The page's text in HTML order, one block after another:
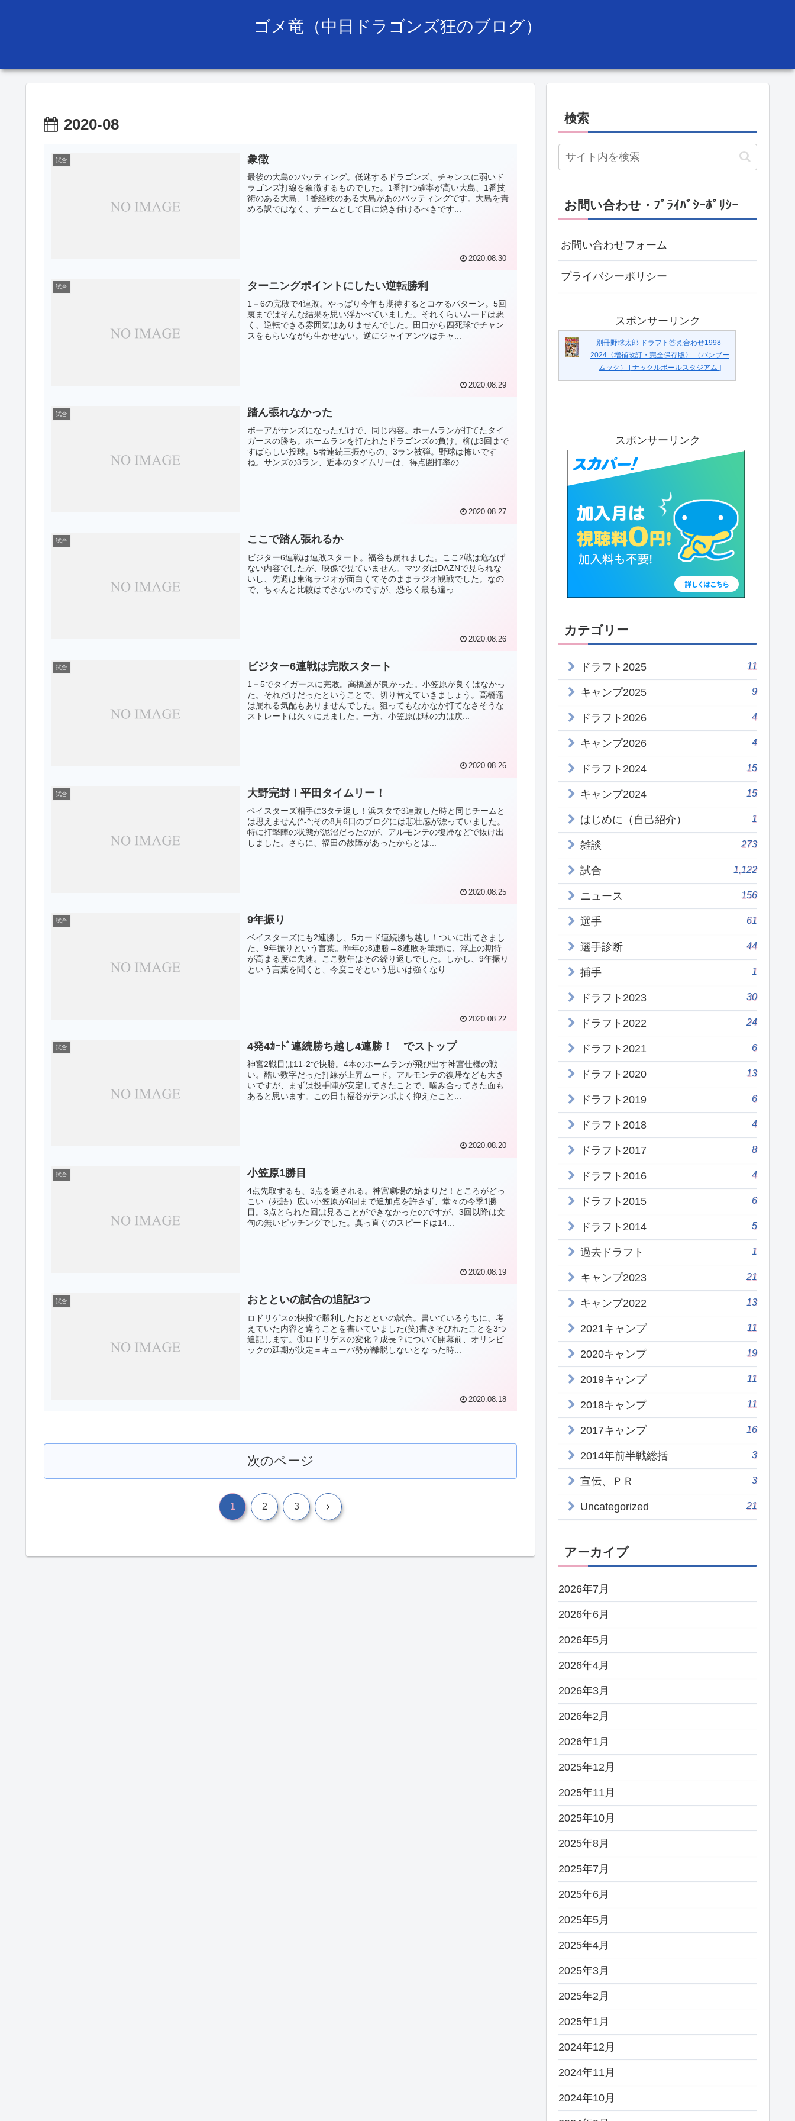
ゴメ竜（中日ドラゴンズ狂のブログ）
2020-08
試合 象徴
最後の大島のバッティング。低迷するドラゴンズ、チャンスに弱いド
ラゴンズ打線を象徴するものでした。1番打つ確率が高い大島、1番技
術のある大島、1番経験のある大島があのバッティングです。大島を責
める訳ではなく、チームとして目に焼き付けるべきです...
2020.08.30
試合 ターニングポイントにしたい逆転勝利
1－6の完敗で4連敗。やっぱり今年も期待するとコケるパターン。5回
裏まではそんな結果を思い浮かべていました。それくらいムードは悪
く、逆転できる雰囲気はありませんでした。田口から四死球でチャン
スをもらいながら生かせない。逆にジャイアンツはチャ...
2020.08.29
試合 踏ん張れなかった
ボーアがサンズになっただけで、同じ内容。ホームランが打てたタイ
ガースの勝ち。ホームランを打たれたドラゴンズの負け。柳は3回まで
すばらしい投球。5者連続三振からの、3ラン被弾。野球は怖いです
ね。サンズの3ラン、近本のタイムリーは、得点圏打率の...
2020.08.27
試合 ここで踏ん張れるか
ビジター6連戦は連敗スタート。福谷も崩れました。ここ2戦は危なげ
ない内容でしたが、映像で見ていません。マツダはDAZNで見られな
いし、先週は東海ラジオが面白くてそのままラジオ観戦でした。なの
で、ちゃんと比較はできないのですが、恐らく最も違っ...
2020.08.26
試合 ビジター6連戦は完敗スタート
1－5でタイガースに完敗。高橋遥が良かった。小笠原が良くはなかっ
た。それだけだったということで、切り替えていきましょう。高橋遥
は崩れる気配もありませんでした。狙ってもなかなか打てなさそうな
ストレートは久々に見ました。一方、小笠原は球の力は戻...
2020.08.26
試合 大野完封！平田タイムリー！
ベイスターズ相手に3タテ返し！浜スタで3連敗した時と同じチームと
は思えません(^-^;その8月6日のブログには悲壮感が漂っていました。
特に打撃陣の状態が泥沼だったのが、アルモンテの復帰などで抜け出
しました。さらに、福田の故障があったからとは...
2020.08.25
試合 9年振り
ベイスターズにも2連勝し、5カード連続勝ち越し！ついに出てきまし
た、9年振りという言葉。昨年の8連勝→8連敗を筆頭に、浮上の期待
が高まる度に失速。ここ数年はその繰り返しでした。しかし、9年振り
という言葉を聞くと、今度こそという思いは強くなり...
2020.08.22
試合 4発4ｶｰﾄﾞ連続勝ち越し4連勝！ でストップ
神宮2戦目は11-2で快勝。4本のホームランが飛び出す神宮仕様の戦
い。酷い数字だった打線が上昇ムード。アルモンテの復帰なども大き
いですが、まずは投手陣が安定してきたことで、噛み合ってきた面も
あると思います。この日も福谷がテンポよく抑えたこと...
2020.08.20
試合 小笠原1勝目
4点先取するも、3点を返される。神宮劇場の始まりだ！ところがどっ
こい（死語）広い小笠原が6回まで追加点を許さず、堂々の今季1勝
目。3点とられた回は見ることができなかったのですが、3回以降は文
句の無いピッチングでした。真っ直ぐのスピードは14...
2020.08.19
試合 おとといの試合の追記3つ
ロドリゲスの快投で勝利したおとといの試合。書いているうちに、考
えていた内容と違うことを書いていました(笑)書きそびれたことを3つ
追記します。①ロドリゲスの変化？成長？について開幕前、オリンピ
ックの延期が決定＝キューバ勢が離脱しないとなった時...
2020.08.18
次のページ
1 2 3 次
検索
お問い合わせ・ﾌﾟﾗｲﾊﾞｼｰﾎﾟﾘｼｰ
お問い合わせフォーム
プライバシーポリシー
スポンサーリンク
別冊野球太郎 ドラフト答え合わせ1998-
2024〈増補改訂・完全保存版〉 （バンブー
ムック） [ ナックルボールスタジアム ]
スポンサーリンク
カテゴリー
ドラフト2025 11
キャンプ2025 9
ドラフト2026 4
キャンプ2026 4
ドラフト2024 15
キャンプ2024 15
はじめに（自己紹介） 1
雑談 273
試合 1,122
ニュース 156
選手 61
選手診断 44
捕手 1
ドラフト2023 30
ドラフト2022 24
ドラフト2021 6
ドラフト2020 13
ドラフト2019 6
ドラフト2018 4
ドラフト2017 8
ドラフト2016 4
ドラフト2015 6
ドラフト2014 5
過去ドラフト 1
キャンプ2023 21
キャンプ2022 13
2021キャンプ 11
2020キャンプ 19
2019キャンプ 11
2018キャンプ 11
2017キャンプ 16
2014年前半戦総括 3
宣伝、ＰＲ 3
Uncategorized 21
アーカイブ
2026年7月
2026年6月
2026年5月
2026年4月
2026年3月
2026年2月
2026年1月
2025年12月
2025年11月
2025年10月
2025年8月
2025年7月
2025年6月
2025年5月
2025年4月
2025年3月
2025年2月
2025年1月
2024年12月
2024年11月
2024年10月